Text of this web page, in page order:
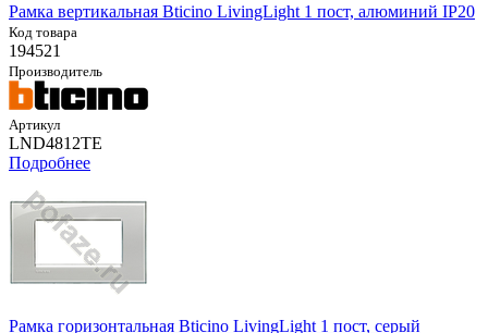
Рамка вертикальная Bticino LivingLight 1 пост, алюминий IP20
Код товара
194521
Производитель
Артикул
LND4812TE
Подробнее
Рамка горизонтальная Bticino LivingLight 1 пост, серый